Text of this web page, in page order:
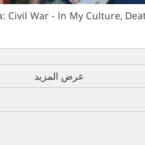
Civil War - In My Culture,
عرض المزيد